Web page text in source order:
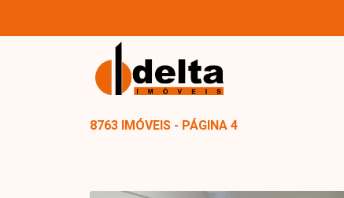
8763 IMÓVEIS - PÁGINA 4